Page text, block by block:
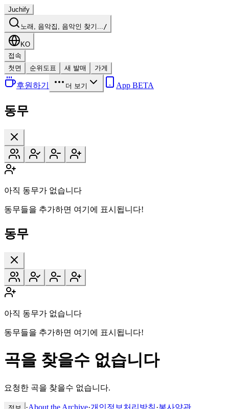
Juchify
노래, 음악집, 음악인 찾기.../
KO
접속
첫면
순위도표 새 발매 가게
후원하기 더 보기 App BETA
동무
아직 동무가 없습니다
동무들을 추가하면 여기에 표시됩니다!
동무
아직 동무가 없습니다
동무들을 추가하면 여기에 표시됩니다!
곡을 찾을수 없습니다
요청한 곡을 찾을수 없습니다.
정보 ·About the Archive·개인정보처리방침·봉사약관